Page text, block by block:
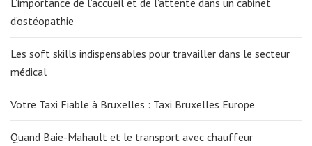
L’importance de l’accueil et de l’attente dans un cabinet
d’ostéopathie
Les soft skills indispensables pour travailler dans le secteur
médical
Votre Taxi Fiable à Bruxelles : Taxi Bruxelles Europe
Quand Baie-Mahault et le transport avec chauffeur